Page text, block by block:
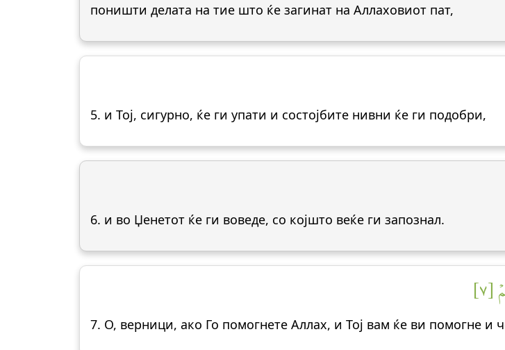
поништи делата на тие што ќе загинат на Аллаховиот пат,
5. и Тој, сигурно, ќе ги упати и состојбите нивни ќе ги подобри,
6. и во Џенетот ќе ги воведе, со којшто веќе ги запознал.
7. О, верници, ако Го помогнете Аллах, и Тој вам ќе ви помогне и